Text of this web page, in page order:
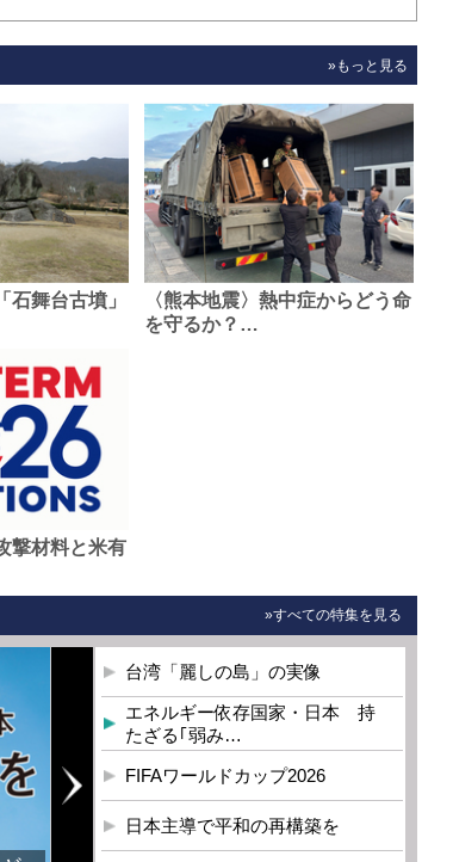
»もっと見る
石舞台古墳」
〈熊本地震〉熱中症からどう命
を守るか？…
撃材料と米有
»すべての特集を見る
台湾「麗しの島」の実像
エネルギー依存国家・日本 持
たざる｢弱み…
FIFAワールドカップ2026
日本主導で平和の再構築を